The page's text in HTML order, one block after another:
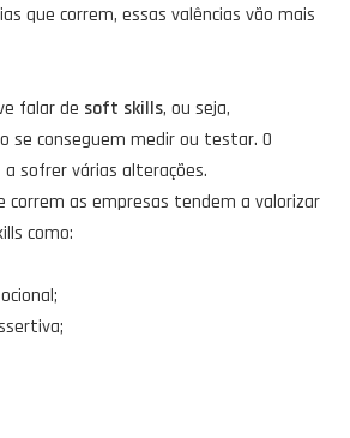
que correm, essas valências vão mais
falar de soft skills, ou seja,
se conseguem medir ou testar. O
sofrer várias alterações.
correm as empresas tendem a valorizar
como: